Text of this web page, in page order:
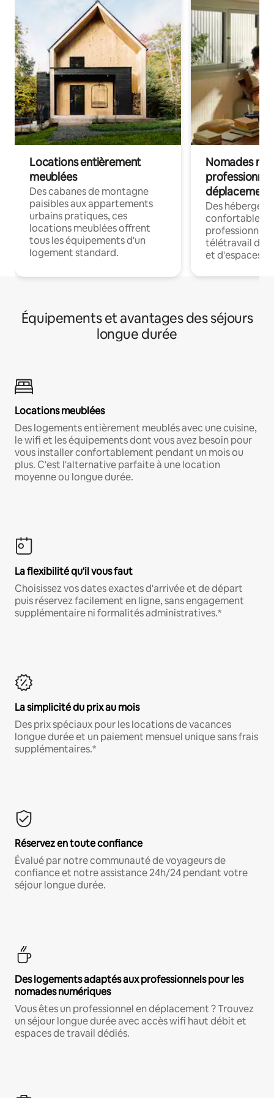
Locations entièrement
meublées
Des cabanes de montagne
paisibles aux appartements
urbains pratiques, ces
locations meublées offrent
tous les équipements d'un
logement standard.
Nomades
déplacement
Des
confortables
professionnels
télétravail
et d'espaces
Équipements et avantages des séjours
longue durée
Locations meublées
Des logements entièrement meublés avec une cuisine,
le wifi et les équipements dont vous avez besoin pour
vous installer confortablement pendant un mois ou
plus. C'est l'alternative parfaite à une location
moyenne ou longue durée.
La flexibilité qu'il vous faut
Choisissez vos dates exactes d'arrivée et de départ
puis réservez facilement en ligne, sans engagement
supplémentaire ni formalités administratives.*
La simplicité du prix au mois
Des prix spéciaux pour les locations de vacances
longue durée et un paiement mensuel unique sans frais
supplémentaires.*
Réservez en toute confiance
Évalué par notre communauté de voyageurs de
confiance et notre assistance 24h/24 pendant votre
séjour longue durée.
Des logements adaptés aux professionnels pour les
nomades numériques
Vous êtes un professionnel en déplacement ? Trouvez
un séjour longue durée avec accès wifi haut débit et
espaces de travail dédiés.